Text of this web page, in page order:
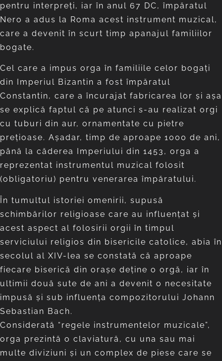
pentru interpreţi, iar în anul 67 DC, împăratul
Nero a adus la Roma acest instrument muzical,
care a devenit în scurt timp apanajul familiilor
bogate.
Cel care a impus orga în familiile celor bogaţi
din Imperiul Bizantin a fost împăratul
Constantin, care a încurajat fabricarea lor şi aşa
se explică faptul că pe atunci s-au realizat orgi
cu tuburi din aur, ornamentate cu pietre
preţioase. Aşadar, timp de aproape 1000 de ani,
până la căderea Imperiului din 1453, orga a
reprezentat instrumentul muzical folosit
(obligatoriu) pentru venerarea împăratului.
În tumultul istoriei omenirii, supusă
schimbărilor religioase care au influenţat şi
acest aspect al folosirii orgii în timpul
serviciului religios din bisericile catolice, abia în
secolul al XIV-lea se constată că aproape
fiecare biserică din oraşe deţine o orgă, iar în
ultimii două sute de ani a devenit o necesitate
impusă şi sub influenţa compozitorului Johann
Sebastian Bach.
Considerată “regele instrumentelor muzicale”,
orga prezintă o claviatură, cu una sau mai
multe diviziuni şi un complex de piese care se